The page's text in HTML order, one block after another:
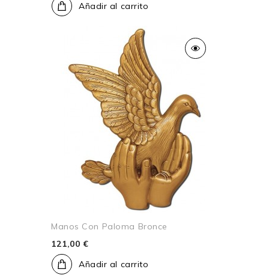
Añadir al carrito
Manos Con Paloma Bronce
121,00 €
Añadir al carrito